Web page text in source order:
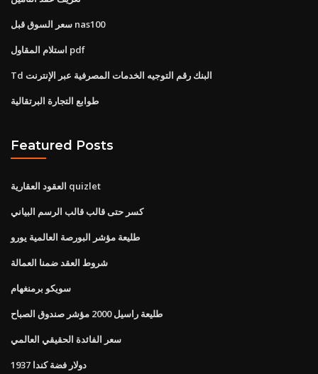
سعر السوق قبل nas100
استلام المقاول pdf
Td البنك رقم التوجيه الخدمات المصرفية عبر الإنترنت
طوابع التجارة البرتقالية
Featured Posts
العقود العقارية quizlet
كسر حتى قالب قالب الرسم البياني
طليعة مؤشر البورصة العالمية يورو
شروط العقد ضمنا العمالة
سويكو برمنغهام
طليعة راسيل 2000 مؤشر صندوق الصباح
سعر الفائدة الحقيقي العالمي
1937 دولار فضة كندا